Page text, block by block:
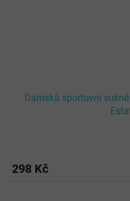
Dámská sportovní
298 Kč